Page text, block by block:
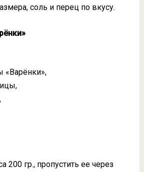
соль и перец по вкусу.
«Варёнки»,
200 гр., пропустить ее через